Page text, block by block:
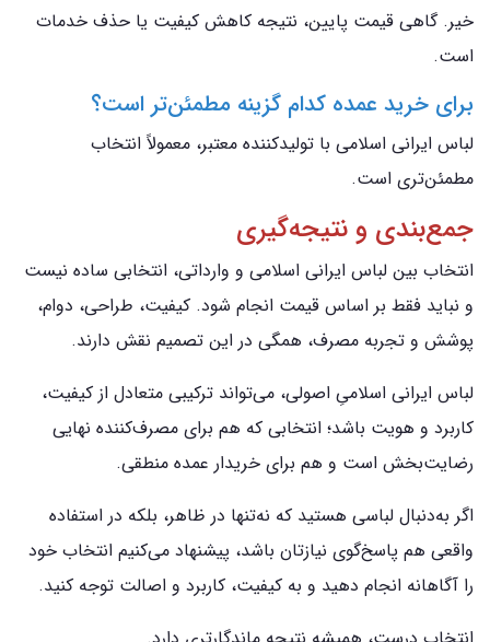
خیر. گاهی قیمت پایین، نتیجه کاهش کیفیت یا حذف خدمات
است.
برای خرید عمده کدام گزینه مطمئن‌تر است؟
لباس ایرانی اسلامی با تولیدکننده معتبر، معمولاً انتخاب
مطمئن‌تری است.
جمع‌بندی و نتیجه‌گیری
انتخاب بین لباس ایرانی اسلامی و وارداتی، انتخابی ساده نیست
و نباید فقط بر اساس قیمت انجام شود. کیفیت، طراحی، دوام،
پوشش و تجربه مصرف، همگی در این تصمیم نقش دارند.
لباس ایرانی اسلامیِ اصولی، می‌تواند ترکیبی متعادل از کیفیت،
کاربرد و هویت باشد؛ انتخابی که هم برای مصرف‌کننده نهایی
رضایت‌بخش است و هم برای خریدار عمده منطقی.
اگر به‌دنبال لباسی هستید که نه‌تنها در ظاهر، بلکه در استفاده
واقعی هم پاسخ‌گوی نیازتان باشد، پیشنهاد می‌کنیم انتخاب خود
را آگاهانه انجام دهید و به کیفیت، کاربرد و اصالت توجه کنید.